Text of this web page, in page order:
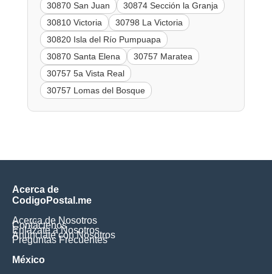
30870 San Juan
30874 Sección la Granja
30810 Victoria
30798 La Victoria
30820 Isla del Río Pumpuapa
30870 Santa Elena
30757 Maratea
30757 5a Vista Real
30757 Lomas del Bosque
Acerca de
CodigoPostal.me
Acerca de Nosotros
Contáctenos
Enlázate a Nosotros
Anúnciate con Nosotros
Preguntas Frecuentes
México